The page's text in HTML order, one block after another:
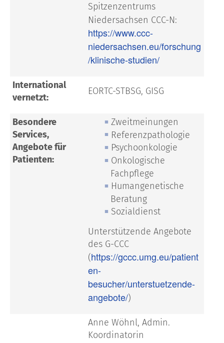
Spitzenzentrums
Niedersachsen CCC-N:
https://www.ccc-
niedersachsen.eu/forschung
/klinische-studien/
International
vernetzt:
EORTC-STBSG, GISG
Besondere
Services,
Angebote für
Patienten:
Zweitmeinungen
Referenzpathologie
Psychoonkologie
Onkologische
Fachpflege
Humangenetische
Beratung
Sozialdienst
Unterstützende Angebote
des G-CCC
(https://gccc.umg.eu/patient
en-
besucher/unterstuetzende-
angebote/)
Anne Wöhnl, Admin.
Koordinatorin